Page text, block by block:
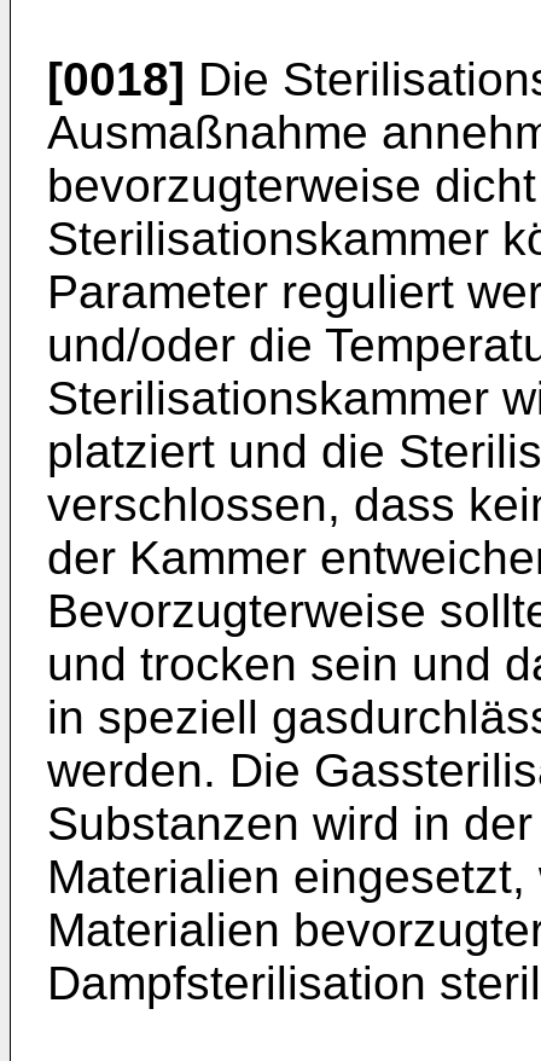
[0018] Die
Ausmaßnahme
bevorzugterweise
Sterilisationskammer
Parameter reguliert
und/oder die
Sterilisationskammer
platziert und die
verschlossen, dass
der Kammer
Bevorzugterweise
und trocken sein und
in speziell
werden. Die
Substanzen wird in
Materialien
Materialien
Dampfsterilisation